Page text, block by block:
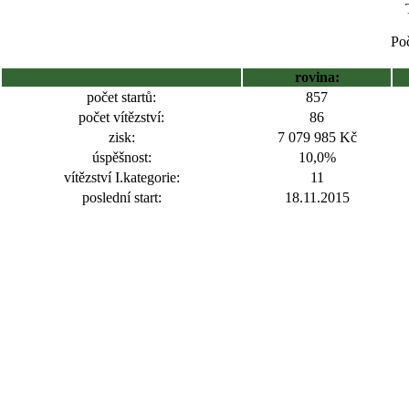
rovina:
počet startů:
857
počet vítězství:
86
zisk:
7 079 985 Kč
úspěšnost:
10,0%
vítězství I.kategorie:
11
poslední start:
18.11.2015